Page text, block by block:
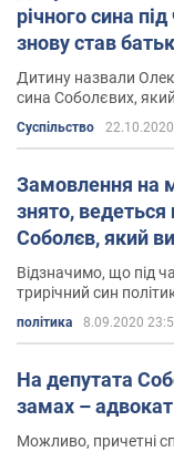
У 2007 – 2010
спеціальності
підприємствами"
економіки і
економічних наук.
З січня 2010
З лютого 2010 до
голови правління
З вересня 2010
на кафедрі
Донецького
річного сина
знову став
Дитину назвали
сина Соболєвих,
замаху
Суспільство
Замовлення на
знято, ведеться
Соболєв, який
Відзначимо, що під
трирічний син
політика 8.09.2020
На депутата
замах – адвокат
Можливо, причетні